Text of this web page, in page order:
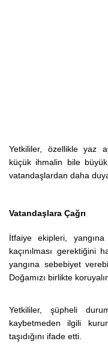
Yetkililer, özellikle yaz
küçük ihmalin bile
vatandaşlardan daha
Vatandaşlara Çağrı
İtfaiye ekipleri,
kaçınılması gerektiğini
yangına sebebiyet
Doğamızı birlikte
Yetkililer, şüpheli
kaybetmeden ilgili
taşıdığını ifade etti.